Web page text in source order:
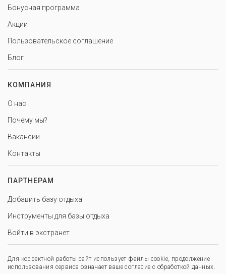
Бонусная программа
Акции
Пользовательское соглашение
Блог
КОМПАНИЯ
О нас
Почему мы?
Вакансии
Контакты
ПАРТНЕРАМ
Добавить базу отдыха
Инструменты для базы отдыха
Войти в экстранет
Для корректной работы сайт использует файлы cookie, продолжение
использования сервиса означает ваше согласие с обработкой данных.